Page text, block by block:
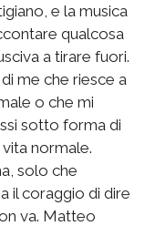
e la musica
qualcosa
a tirare fuori.
me che riesce a
o che mi
sotto forma di
normale.
solo che
il coraggio di dire
va. Matteo